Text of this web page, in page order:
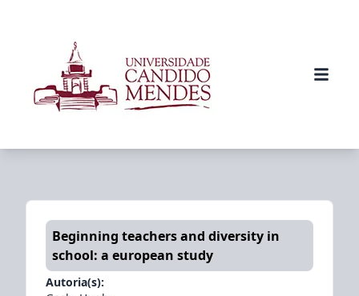
Beginning teachers and diversity in
school: a european study
Autoria(s):